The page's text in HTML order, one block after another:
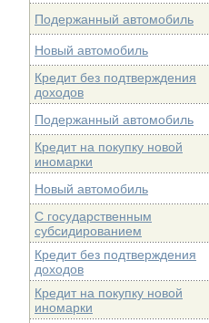
Подержанный автомобиль
Новый автомобиль
Кредит без подтверждения
доходов
Подержанный автомобиль
Кредит на покупку новой
иномарки
Новый автомобиль
С государственным
субсидированием
Кредит без подтверждения
доходов
Кредит на покупку новой
иномарки